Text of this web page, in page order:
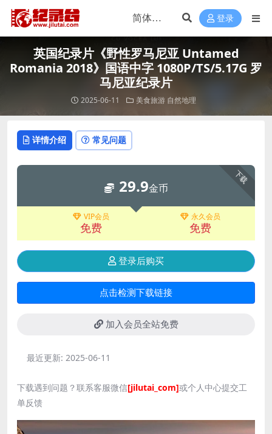
登录
英国纪录片《野性罗马尼亚 Untamed
Romania 2018》国语中字 1080P/TS/5.17G 罗
马尼亚纪录片
2025-06-11 美食旅游 自然地理
详情介绍 常见问题
下载
29.9金币
VIP会员
免费
永久会员
免费
登录后购买
点击检测下载链接
加入会员全站免费
最近更新: 2025-06-11
下载遇到问题？联系客服微信[jilutai_com]或个人中心提交工
单反馈